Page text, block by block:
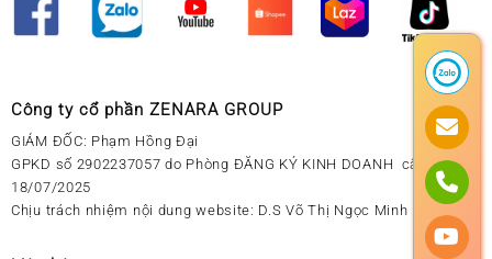
Công ty cổ phần ZENARA GROUP
GIÁM ĐỐC: Phạm Hồng Đại
GPKD số 2902237057 do Phòng ĐĂNG KÝ KINH DOANH cấp ngày
18/07/2025
Chịu trách nhiệm nội dung website: D.S Võ Thị Ngọc Minh